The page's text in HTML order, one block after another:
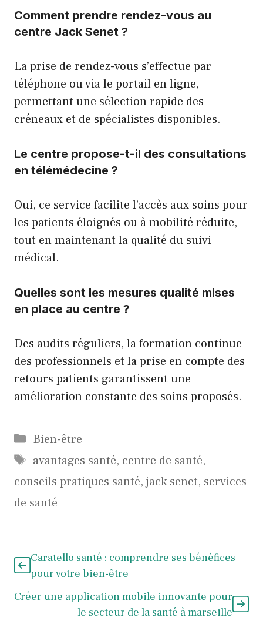
Comment prendre rendez-vous au
centre Jack Senet ?
La prise de rendez-vous s’effectue par
téléphone ou via le portail en ligne,
permettant une sélection rapide des
créneaux et de spécialistes disponibles.
Le centre propose-t-il des consultations
en télémédecine ?
Oui, ce service facilite l’accès aux soins pour
les patients éloignés ou à mobilité réduite,
tout en maintenant la qualité du suivi
médical.
Quelles sont les mesures qualité mises
en place au centre ?
Des audits réguliers, la formation continue
des professionnels et la prise en compte des
retours patients garantissent une
amélioration constante des soins proposés.
Catégories
Bien-être
Étiquettes
avantages santé, centre de santé,
conseils pratiques santé, jack senet, services
de santé
Caratello santé : comprendre ses bénéfices
pour votre bien-être
Créer une application mobile innovante pour
le secteur de la santé à marseille